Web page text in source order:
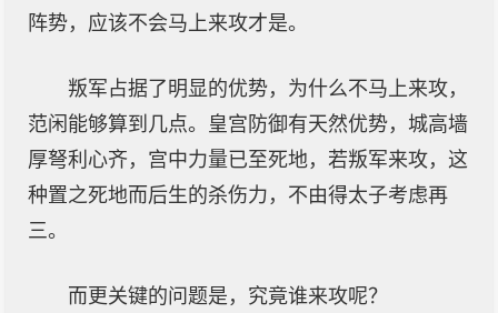
阵势，应该不会马上来攻才是。
叛军占据了明显的优势，为什么不马上来攻，
范闲能够算到几点。皇宫防御有天然优势，城高墙
厚弩利心齐，宫中力量已至死地，若叛军来攻，这
种置之死地而后生的杀伤力，不由得太子考虑再
三。
而更关键的问题是，究竟谁来攻呢？